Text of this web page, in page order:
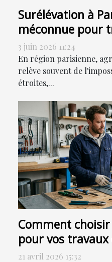
Surélévation à
méconnue pour
habitat sans
3 juin 2026 11:24
En région parisienne,
relève souvent de
étroites,...
Comment
pour vos travaux
21 avril 2026 15:32